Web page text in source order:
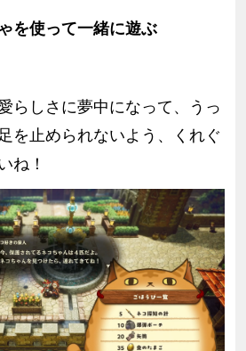
を使って一緒に遊ぶ
らしさに夢中になって、うっ
を止められないよう、くれぐ
ね！